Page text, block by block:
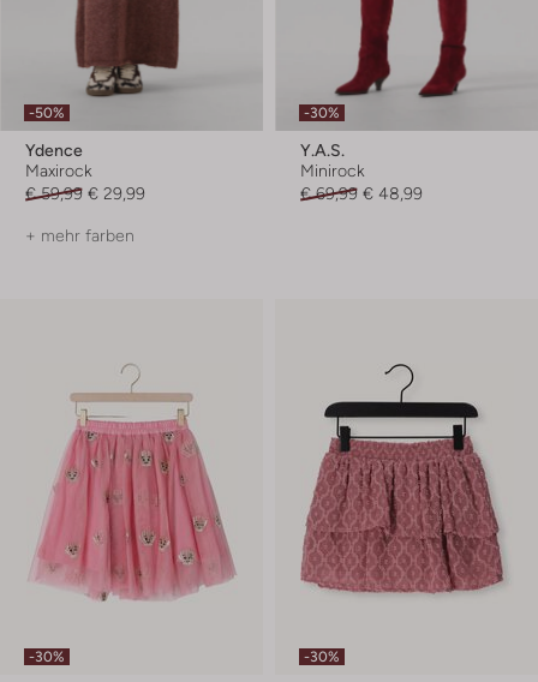
-50%
Ydence
Maxirock
€ 59,99 € 29,99
+ mehr farben
-30%
Y.a.s.
Minirock
€ 69,99 € 48,99
-30% -30%